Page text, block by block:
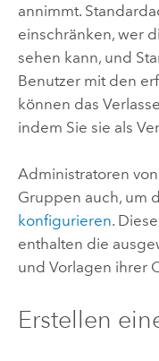
annimmt.
einschränken, wer
sehen kann, und
Benutzer mit den
können das
indem Sie sie als
Administratoren
Gruppen auch, um
konfigurieren.
enthalten die
und Vorlagen ihrer
Erstellen